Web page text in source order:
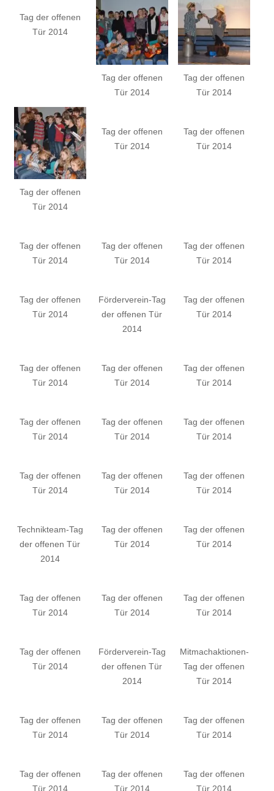
Tag der offenen
Tür 2014
Tag der offenen
Tür 2014
Tag der offenen
Tür 2014
Tag der offenen
Tür 2014
Tag der offenen
Tür 2014
Tag der offenen
Tür 2014
Tag der offenen
Tür 2014
Tag der offenen
Tür 2014
Tag der offenen
Tür 2014
Tag der offenen
Tür 2014
Förderverein-Tag
der offenen Tür
2014
Tag der offenen
Tür 2014
Tag der offenen
Tür 2014
Tag der offenen
Tür 2014
Tag der offenen
Tür 2014
Tag der offenen
Tür 2014
Tag der offenen
Tür 2014
Tag der offenen
Tür 2014
Tag der offenen
Tür 2014
Tag der offenen
Tür 2014
Tag der offenen
Tür 2014
Technikteam-Tag
der offenen Tür
2014
Tag der offenen
Tür 2014
Tag der offenen
Tür 2014
Tag der offenen
Tür 2014
Tag der offenen
Tür 2014
Tag der offenen
Tür 2014
Tag der offenen
Tür 2014
Förderverein-Tag
der offenen Tür
2014
Mitmachaktionen-
Tag der offenen
Tür 2014
Tag der offenen
Tür 2014
Tag der offenen
Tür 2014
Tag der offenen
Tür 2014
Tag der offenen
Tür 2014
Tag der offenen
Tür 2014
Tag der offenen
Tür 2014